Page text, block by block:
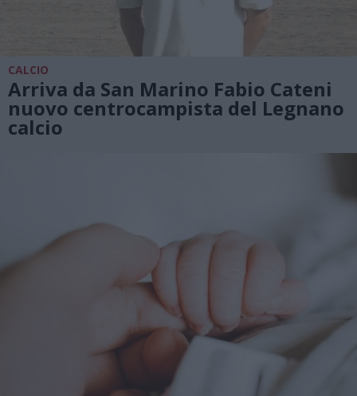
CALCIO
Arriva da San Marino Fabio Cateni
nuovo centrocampista del Legnano
calcio